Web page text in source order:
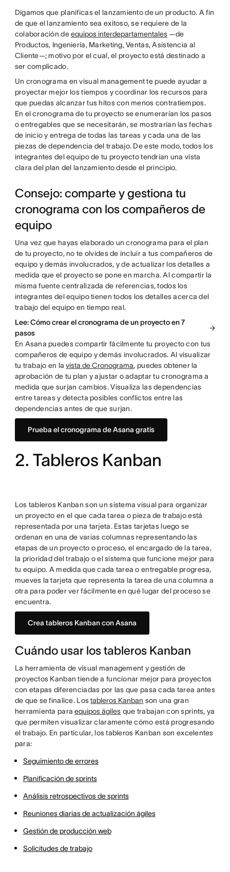
Digamos que planificas el lanzamiento de un producto. A fin
de que el lanzamiento sea exitoso, se requiere de la
colaboración deequipos interdepartamentales —de
Productos, Ingeniería, Marketing, Ventas, Asistencia al
Cliente—; motivo por el cual, el proyecto está destinado a
ser complicado.
Un cronograma en visual management te puede ayudar a
proyectar mejor los tiempos y coordinar los recursos para
que puedas alcanzar tus hitos con menos contratiempos.
En el cronograma de tu proyecto se enumerarían los pasos
o entregables que se necesitarán, se mostrarían las fechas
de inicio y entrega de todas las tareas y cada una de las
piezas de dependencia del trabajo. De este modo, todos los
integrantes del equipo de tu proyecto tendrían una vista
clara del plan del lanzamiento desde el principio.
Consejo: comparte y gestiona tu
cronograma con los compañeros de
equipo
Una vez que hayas elaborado un cronograma para el plan
de tu proyecto, no te olvides de incluir a tus compañeros de
equipo y demás involucrados, y de actualizar los detalles a
medida que el proyecto se pone en marcha. Al compartir la
misma fuente centralizada de referencias, todos los
integrantes del equipo tienen todos los detalles acerca del
trabajo del equipo en tiempo real.
Lee: Cómo crear el cronograma de un proyecto en 7
pasos
En Asana puedes compartir fácilmente tu proyecto con tus
compañeros de equipo y demás involucrados. Al visualizar
tu trabajo en lavista de Cronograma, puedes obtener la
aprobación de tu plan y ajustar o adaptar tu cronograma a
medida que surjan cambios. Visualiza las dependencias
entre tareas y detecta posibles conflictos entre las
dependencias antes de que surjan.
Prueba el cronograma de Asana gratis
2. Tableros Kanban
Los tableros Kanban son un sistema visual para organizar
un proyecto en el que cada tarea o pieza de trabajo está
representada por una tarjeta. Estas tarjetas luego se
ordenan en una de varias columnas representando las
etapas de un proyecto o proceso, el encargado de la tarea,
la prioridad del trabajo o el sistema que funcione mejor para
tu equipo. A medida que cada tarea o entregable progresa,
mueves la tarjeta que representa la tarea de una columna a
otra para poder ver fácilmente en qué lugar del proceso se
encuentra.
Crea tableros Kanban con Asana
Cuándo usar los tableros Kanban
La herramienta de visual management y gestión de
proyectos Kanban tiende a funcionar mejor para proyectos
con etapas diferenciadas por las que pasa cada tarea antes
de que se finalice. Lostableros Kanban son una gran
herramienta paraequipos ágiles que trabajan con sprints, ya
que permiten visualizar claramente cómo está progresando
el trabajo. En particular, los tableros Kanban son excelentes
para:
Seguimiento de errores
Planificación de sprints
Análisis retrospectivos de sprints
Reuniones diarias de actualización ágiles
Gestión de producción web
Solicitudes de trabajo